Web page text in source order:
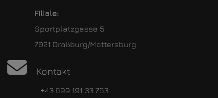
Filiale:
Sportplatzgasse 5
7021 Draßburg/Mattersburg
Kontakt
+43 699 191 33 763